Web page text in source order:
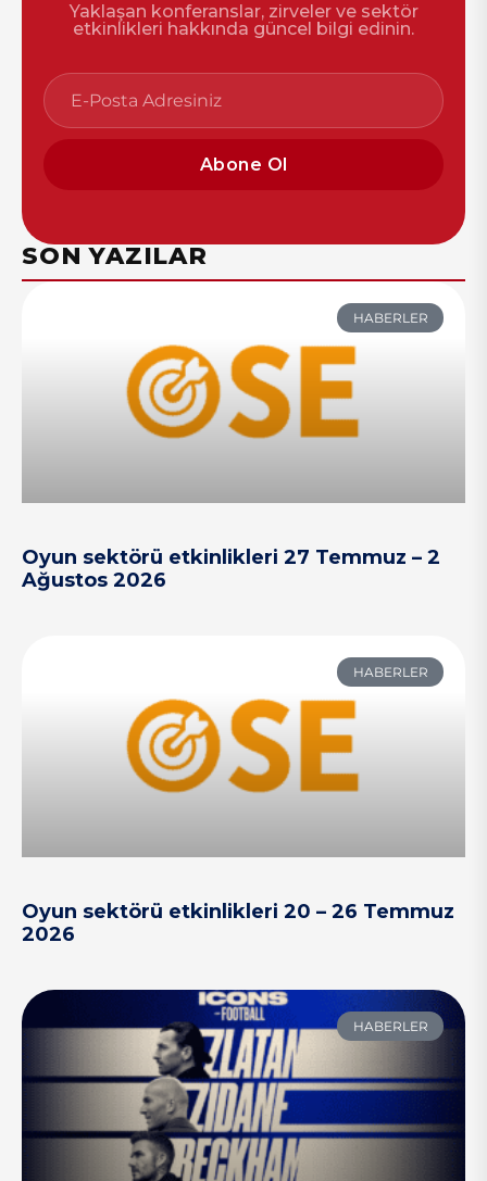
Yaklaşan konferanslar, zirveler ve sektör
etkinlikleri hakkında güncel bilgi edinin.
Abone Ol
SON YAZILAR
HABERLER
Oyun sektörü etkinlikleri 27 Temmuz – 2
Ağustos 2026
HABERLER
Oyun sektörü etkinlikleri 20 – 26 Temmuz
2026
HABERLER